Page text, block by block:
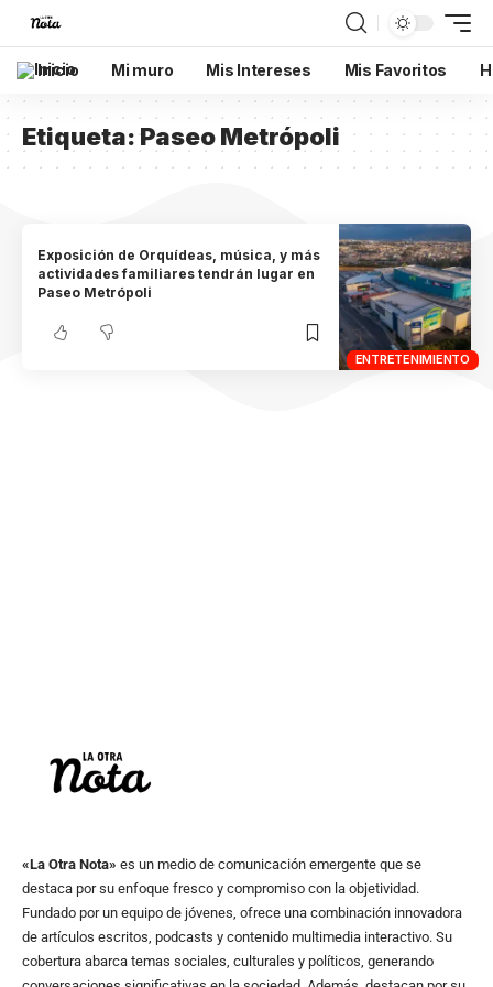
Inicio Mi muro Mis Intereses Mis Favoritos
Etiqueta:Paseo Metrópoli
ENTRETENIMIENTO
Exposición de Orquídeas, música, y más
actividades familiares tendrán lugar en
Paseo Metrópoli
«La Otra Nota» es un medio de comunicación emergente que se
destaca por su enfoque fresco y compromiso con la objetividad.
Fundado por un equipo de jóvenes, ofrece una combinación innovadora
de artículos escritos, podcasts y contenido multimedia interactivo. Su
cobertura abarca temas sociales, culturales y políticos, generando